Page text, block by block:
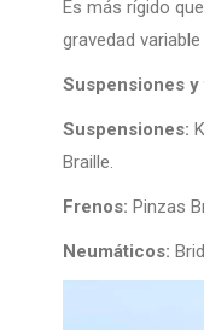
Es más rígido
gravedad
Suspensiones
Suspensiones:
Braille.
Frenos: Pinzas
Neumáticos: